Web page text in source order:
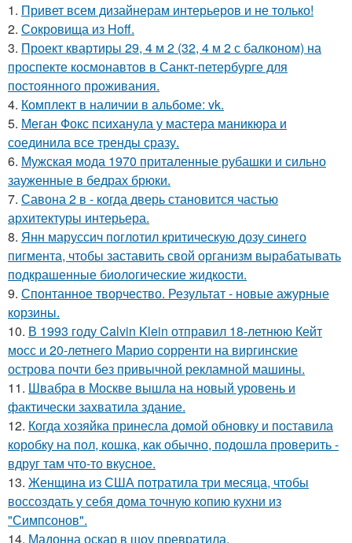
1. Привет всем дизайнерам интерьеров и не только!
2. Сокровища из Hoff.
3. Проект квартиры 29, 4 м 2 (32, 4 м 2 с балконом) на
проспекте космонавтов в Санкт-петербурге для
постоянного проживания.
4. Комплект в наличии в альбоме: vk.
5. Меган Фокс психанула у мастера маникюра и
соединила все тренды сразу.
6. Мужская мода 1970 приталенные рубашки и сильно
зауженные в бедрах брюки.
7. Савона 2 в - когда дверь становится частью
архитектуры интерьера.
8. Янн маруссич поглотил критическую дозу синего
пигмента, чтобы заставить свой организм вырабатывать
подкрашенные биологические жидкости.
9. Спонтанное творчество. Результат - новые ажурные
корзины.
10. В 1993 году Calvin Klein отправил 18-летнюю Кейт
мосс и 20-летнего Марио сорренти на виргинские
острова почти без привычной рекламной машины.
11. Швабра в Москве вышла на новый уровень и
фактически захватила здание.
12. Когда хозяйка принесла домой обновку и поставила
коробку на пол, кошка, как обычно, подошла проверить -
вдруг там что-то вкусное.
13. Женщина из США потратила три месяца, чтобы
воссоздать у себя дома точную копию кухни из
"Симпсонов".
14. Мадонна оскар в шоу превратила.